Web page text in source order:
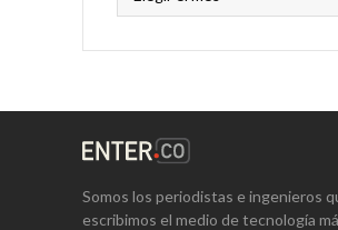
Somos los periodistas e ingenieros
escribimos el medio de tecnología